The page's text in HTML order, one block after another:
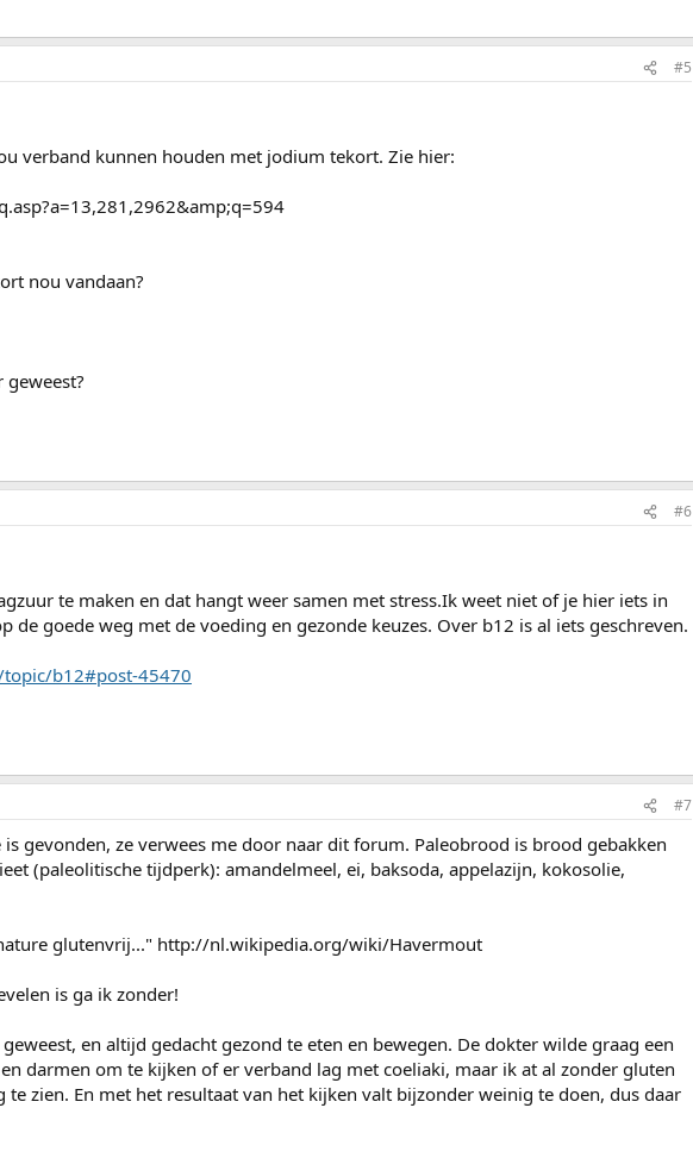
#5
verband kunnen houden met jodium tekort. Zie hier:
nou vandaan?
#6
te maken en dat hangt weer samen met stress.Ik weet niet of je hier iets in
de goede weg met de voeding en gezonde keuzes. Over b12 is al iets geschreven.
b12#post-45470
#7
gevonden, ze verwees me door naar dit forum. Paleobrood is brood gebakken
(paleolitische tijdperk): amandelmeel, ei, baksoda, appelazijn, kokosolie,
glutenvrij..." http://nl.wikipedia.org/wiki/Havermout
is ga ik zonder!
en altijd gedacht gezond te eten en bewegen. De dokter wilde graag een
darmen om te kijken of er verband lag met coeliaki, maar ik at al zonder gluten
te zien. En met het resultaat van het kijken valt bijzonder weinig te doen, dus daar